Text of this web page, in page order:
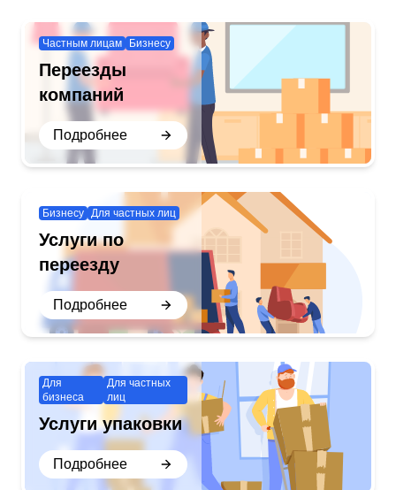
Частным лицам Бизнесу
Переезды
компаний
Подробнее
Бизнесу Для частных лиц
Услуги по
переезду
Подробнее
Для
бизнеса
Для частных
лиц
Услуги упаковки
Подробнее